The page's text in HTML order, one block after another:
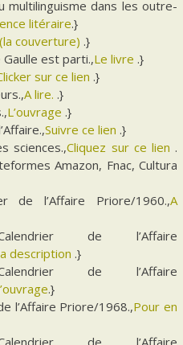
dans les outre-
litéraire.}
(la couverture) .}
Gaulle est parti.,Le livre .}
sur ce lien .}
A lire. .}
L’ouvrage .}
Suivre ce lien .}
sciences.,Cliquez sur ce lien .
Amazon, Fnac, Cultura
de l’Affaire Priore/1960.,A
de l’Affaire
description .}
de l’Affaire
.}
l’Affaire Priore/1968.,Pour en